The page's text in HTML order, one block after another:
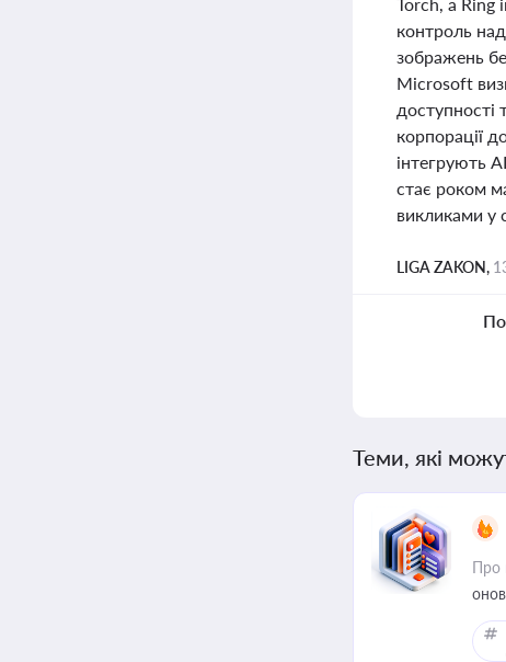
контроль
зображень
Microsoft
корпорації
інтегрують
стає роком
викликами у
LIGA ZAKON,
Теми, які
Про